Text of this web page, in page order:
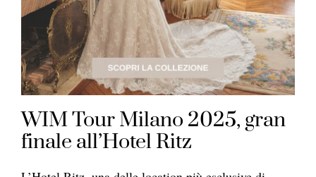
WIM Tour Milano 2025, gran
finale all’Hotel Ritz